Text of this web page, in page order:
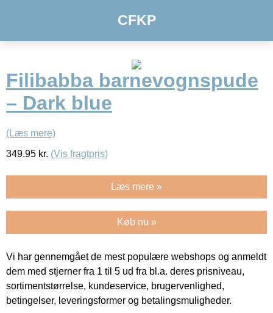
CFKP
Filibabba barnevognspude
– Dark blue
(Læs mere)
349.95 kr. (Vis fragtpris)
Læs mere »
Køb nu »
Vi har gennemgået de mest populære webshops og anmeldt
dem med stjerner fra 1 til 5 ud fra bl.a. deres prisniveau,
sortimentstørrelse, kundeservice, brugervenlighed,
betingelser, leveringsformer og betalingsmuligheder.